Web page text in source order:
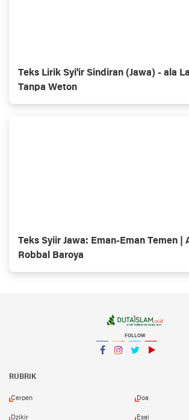
Teks Lirik Syi'ir Sindiran (Jawa) - ala
Tanpa Weton
Teks Syiir Jawa: Eman-Eman Temen |
Robbal Baroya
FOLLOW
RUBRIK
Cerpen Doa
Dzikir Esai